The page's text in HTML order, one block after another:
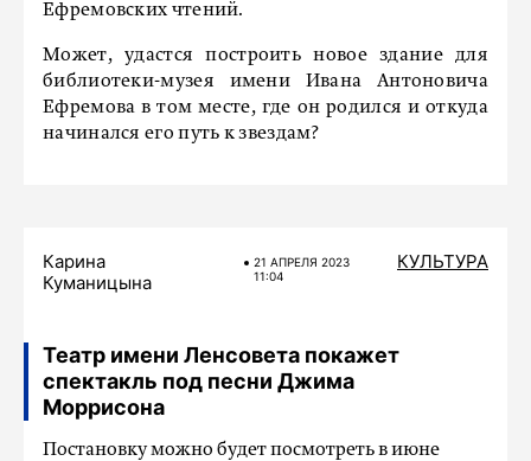
Ефремовских чтений.
Может, удастся построить новое здание для
библиотеки-музея имени Ивана Антоновича
Ефремова в том месте, где он родился и откуда
начинался его путь к звездам?
Карина
Куманицына
21 АПРЕЛЯ 2023
11:04
КУЛЬТУРА
Театр имени Ленсовета покажет
спектакль под песни Джима
Моррисона
Постановку можно будет посмотреть в июне